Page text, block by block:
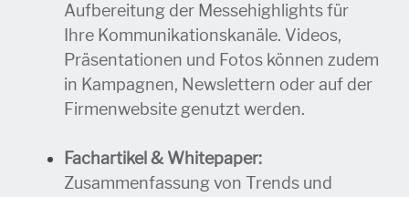
Aufbereitung der Messehighlights für
Ihre Kommunikationskanäle. Videos,
Präsentationen und Fotos können zudem
in Kampagnen, Newslettern oder auf der
Firmenwebsite genutzt werden.
Fachartikel & Whitepaper:
Zusammenfassung von Trends und